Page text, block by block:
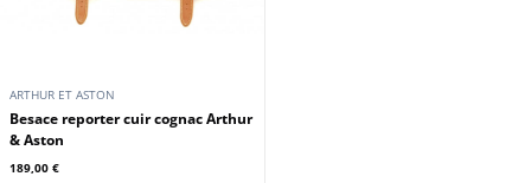
ARTHUR ET ASTON
Besace reporter cuir cognac Arthur
& Aston
189,00 €